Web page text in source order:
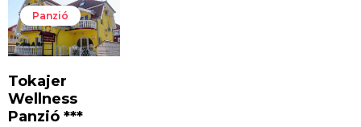
Panzió
Tokajer
Wellness
Panzió ***